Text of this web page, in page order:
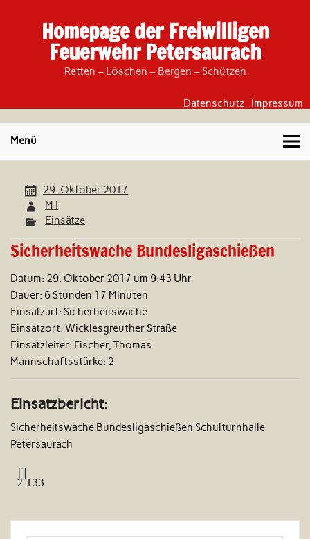
Homepage der Freiwilligen
Feuerwehr Petersaurach
Retten – Löschen – Bergen – Schützen
Datenschutz Impressum
Menü
29. Oktober 2017
M I
Einsätze
Sicherheitswache Bundesligaschießen
Datum: 29. Oktober 2017 um 9:43 Uhr
Dauer: 6 Stunden 17 Minuten
Einsatzart: Sicherheitswache
Einsatzort: Wicklesgreuther Straße
Einsatzleiter: Fischer, Thomas
Mannschaftsstärke: 2
Einsatzbericht:
Sicherheitswache Bundesligaschießen Schulturnhalle
Petersaurach
2.133